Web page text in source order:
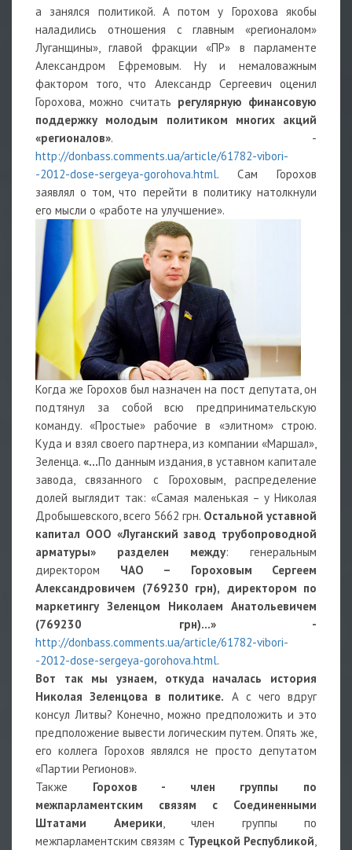
а занялся политикой. А потом у Горохова якобы
наладились отношения с главным «регионалом»
Луганщины», главой фракции «ПР» в парламенте
Александром Ефремовым. Ну и немаловажным
фактором того, что Александр Сергеевич оценил
Горохова, можно считать регулярную финансовую
поддержку молодым политиком многих акций
«регионалов». -
http://donbass.comments.ua/article/61782-vibori-
-2012-dose-sergeya-gorohova.html. Сам Горохов
заявлял о том, что перейти в политику натолкнули
его мысли о «работе на улучшение».
Когда же Горохов был назначен на пост депутата, он
подтянул за собой всю предпринимательскую
команду. «Простые» рабочие в «элитном» строю.
Куда и взял своего партнера, из компании «Маршал»,
Зеленца. «…По данным издания, в уставном капитале
завода, связанного с Гороховым, распределение
долей выглядит так: «Самая маленькая – у Николая
Дробышевского, всего 5662 грн. Остальной уставной
капитал ООО «Луганский завод трубопроводной
арматуры» разделен между: генеральным
директором ЧАО – Гороховым Сергеем
Александровичем (769230 грн), директором по
маркетингу Зеленцом Николаем Анатольевичем
(769230 грн)…» -
http://donbass.comments.ua/article/61782-vibori-
-2012-dose-sergeya-gorohova.html.
Вот так мы узнаем, откуда началась история
Николая Зеленцова в политике. А с чего вдруг
консул Литвы? Конечно, можно предположить и это
предположение вывести логическим путем. Опять же,
его коллега Горохов являлся не просто депутатом
«Партии Регионов».
Также Горохов - член группы по
межпарламентским связям с Соединенными
Штатами Америки, член группы по
межпарламентским связям с Турецкой Республикой,